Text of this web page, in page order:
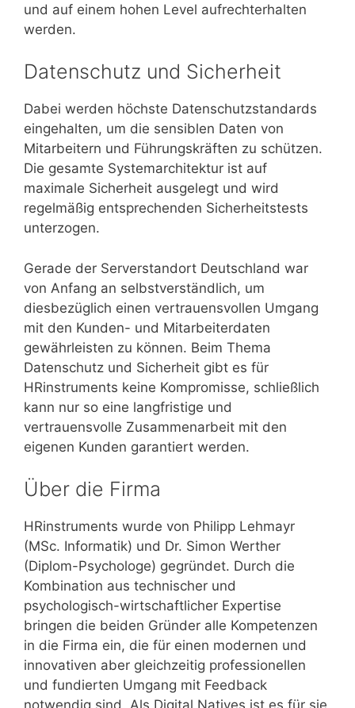
und auf einem hohen Level aufrechterhalten
werden.
Datenschutz und Sicherheit
Dabei werden höchste Datenschutzstandards
eingehalten, um die sensiblen Daten von
Mitarbeitern und Führungskräften zu schützen.
Die gesamte Systemarchitektur ist auf
maximale Sicherheit ausgelegt und wird
regelmäßig entsprechenden Sicherheitstests
unterzogen.
Gerade der Serverstandort Deutschland war
von Anfang an selbstverständlich, um
diesbezüglich einen vertrauensvollen Umgang
mit den Kunden- und Mitarbeiterdaten
gewährleisten zu können. Beim Thema
Datenschutz und Sicherheit gibt es für
HRinstruments keine Kompromisse, schließlich
kann nur so eine langfristige und
vertrauensvolle Zusammenarbeit mit den
eigenen Kunden garantiert werden.
Über die Firma
HRinstruments wurde von Philipp Lehmayr
(MSc. Informatik) und Dr. Simon Werther
(Diplom-Psychologe) gegründet. Durch die
Kombination aus technischer und
psychologisch-wirtschaftlicher Expertise
bringen die beiden Gründer alle Kompetenzen
in die Firma ein, die für einen modernen und
innovativen aber gleichzeitig professionellen
und fundierten Umgang mit Feedback
notwendig sind. Als Digital Natives ist es für sie